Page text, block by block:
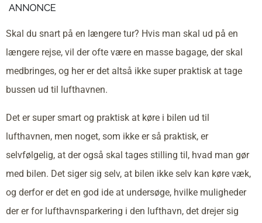
Skal du snart på en længere tur? Hvis man skal ud på en
længere rejse, vil der ofte være en masse bagage, der skal
medbringes, og her er det altså ikke super praktisk at tage
bussen ud til lufthavnen.
Det er super smart og praktisk at køre i bilen ud til
lufthavnen, men noget, som ikke er så praktisk, er
selvfølgelig, at der også skal tages stilling til, hvad man gør
med bilen. Det siger sig selv, at bilen ikke selv kan køre væk,
og derfor er det en god ide at undersøge, hvilke muligheder
der er for lufthavnsparkering i den lufthavn, det drejer sig